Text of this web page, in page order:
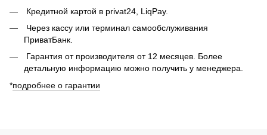
Кредитной картой в privat24, LiqPay.
Через кассу или терминал самообслуживания
ПриватБанк.
Гарантия от производителя от 12 месяцев. Более
детальную информацию можно получить у менеджера.
*подробнее о гарантии